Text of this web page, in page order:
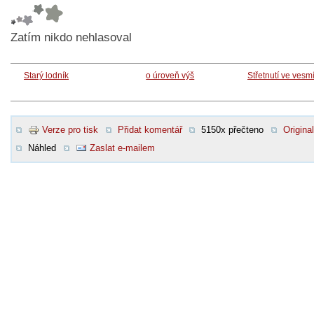
Zatím nikdo nehlasoval
Starý lodník o úroveň výš Střetnutí ve
Verze pro tisk Přidat komentář 5150x přečteno
Original
Náhled
Zaslat e-mailem